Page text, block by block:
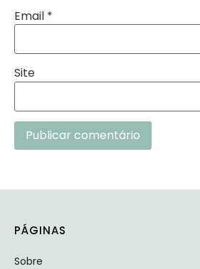
Email *
Site
PÁGINAS
Sobre